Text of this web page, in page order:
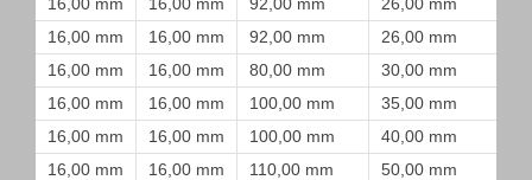
16,00 mm
16,00 mm 92,00 mm
26,00 mm
16,00 mm
16,00 mm 80,00 mm
30,00 mm
16,00 mm
16,00 mm 100,00 mm
35,00 mm
16,00 mm
16,00 mm 100,00 mm
40,00 mm
16,00 mm
16,00 mm 110,00 mm
50,00 mm